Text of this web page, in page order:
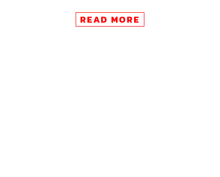
สาร ตันไชย เลขาธิการสถาบันพระปกเกล้า กล่าวเปิดงาน
READ MORE